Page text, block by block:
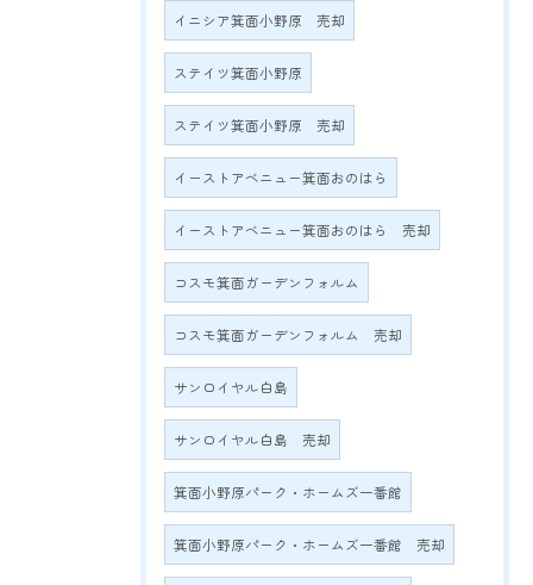
イニシア箕面小野原 売却
ステイツ箕面小野原
ステイツ箕面小野原 売却
イーストアベニュー箕面おのはら
イーストアベニュー箕面おのはら 売却
コスモ箕面ガーデンフォルム
コスモ箕面ガーデンフォルム 売却
サンロイヤル白島
サンロイヤル白島 売却
箕面小野原パーク・ホームズ一番館
箕面小野原パーク・ホームズ一番館 売却